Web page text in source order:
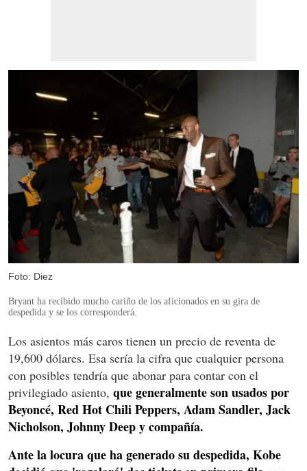
Foto: Diez
Bryant ha recibido mucho cariño de los aficionados en su gira de
despedida y se los corresponderá.
Los asientos más caros tienen un precio de reventa de
19,600 dólares. Esa sería la cifra que cualquier persona
con posibles tendría que abonar para contar con el
privilegiado asiento, que generalmente son usados por
Beyoncé, Red Hot Chili Peppers, Adam Sandler, Jack
Nicholson, Johnny Deep y compañía.
Ante la locura que ha generado su despedida, Kobe